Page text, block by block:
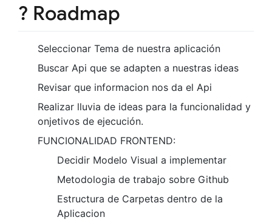
? Roadmap
Seleccionar Tema de nuestra aplicación
Buscar Api que se adapten a nuestras ideas
Revisar que informacion nos da el Api
Realizar lluvia de ideas para la funcionalidad y
onjetivos de ejecución.
FUNCIONALIDAD FRONTEND:
Decidir Modelo Visual a implementar
Metodologia de trabajo sobre Github
Estructura de Carpetas dentro de la
Aplicacion